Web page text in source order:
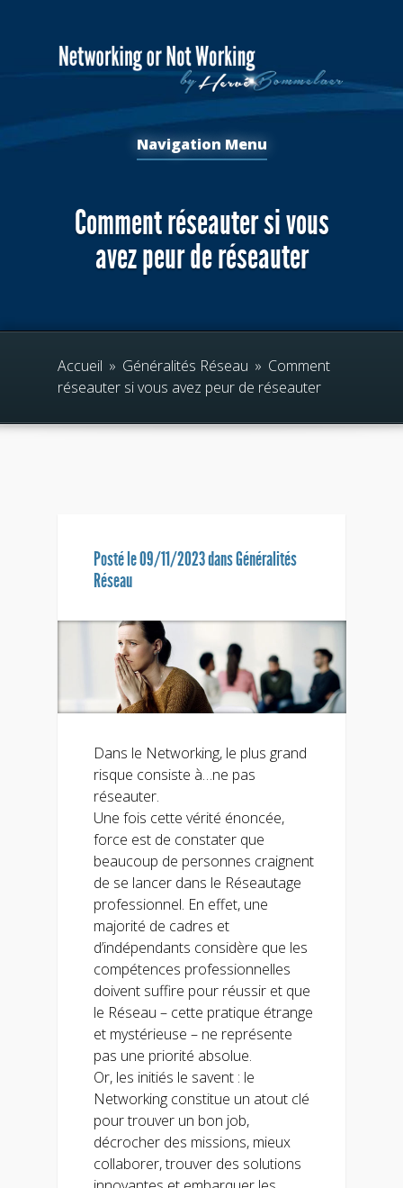
Navigation Menu
Comment réseauter si vous
avez peur de réseauter
Accueil » Généralités Réseau » Comment
réseauter si vous avez peur de réseauter
Posté le 09/11/2023 dansGénéralités
Réseau
Dans le Networking, le plus grand
risque consiste à…ne pas
réseauter.
Une fois cette vérité énoncée,
force est de constater que
beaucoup de personnes craignent
de se lancer dans le Réseautage
professionnel. En effet, une
majorité de cadres et
d’indépendants considère que les
compétences professionnelles
doivent suffire pour réussir et que
le Réseau – cette pratique étrange
et mystérieuse – ne représente
pas une priorité absolue.
Or, les initiés le savent : le
Networking constitue un atout clé
pour trouver un bon job,
décrocher des missions, mieux
collaborer, trouver des solutions